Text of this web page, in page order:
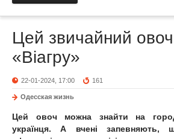
Цей звичайний овоч
«Віагру»
22-01-2024, 17:00 161
Одесская жизнь
Цей овоч можна знайти на
українця. А вчені запевняють,